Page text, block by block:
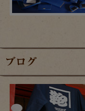
ブログ